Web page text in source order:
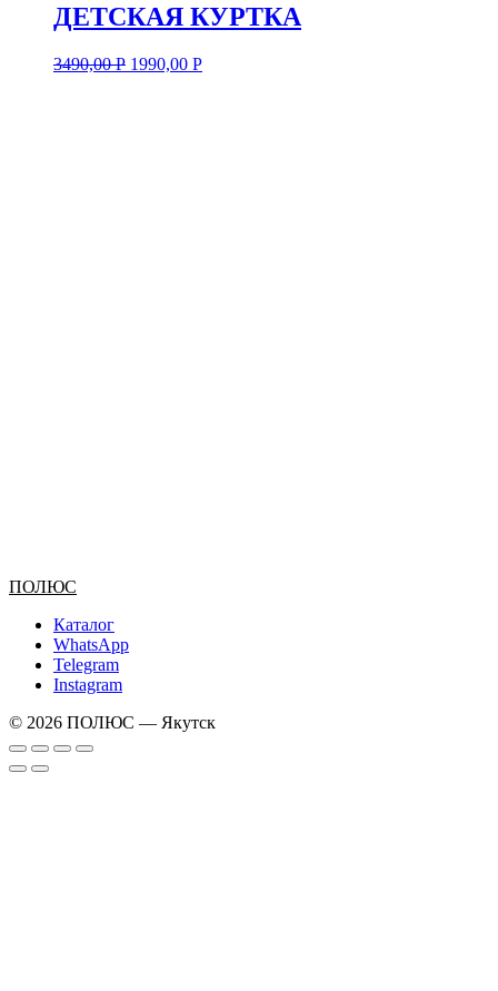
ДЕТСКАЯ КУРТКА
3490,00Р 1990,00 Р
ПОЛЮС
Каталог
WhatsApp
Telegram
Instagram
© 2026 ПОЛЮС — Якутск